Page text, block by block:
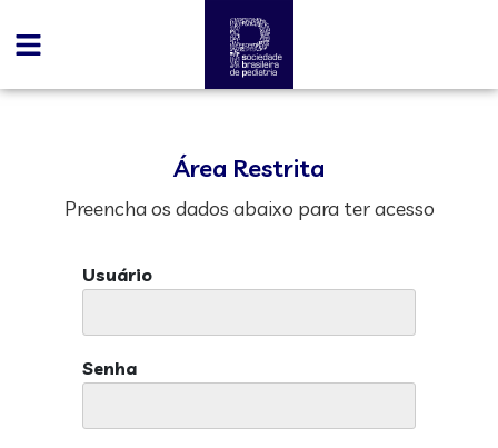
Área Restrita
Preencha os dados abaixo para ter acesso
Usuário
Senha